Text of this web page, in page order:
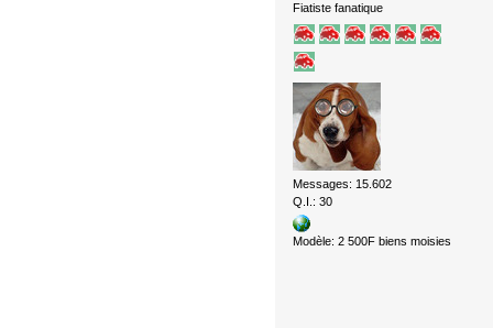
Fiatiste fanatique
Messages: 15.602
Q.I.: 30
Modèle: 2 500F biens moisies